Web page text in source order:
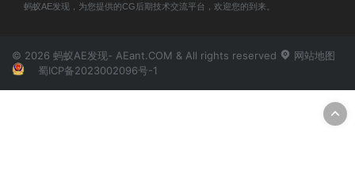
蚂蚁AE发现，为您提供的CG后期技术交流平台，欢迎您的到来。
© 2026 蚂蚁AE发现- AEant.COM & All rights reserved
网站地图
蜀ICP备2023002096号-1